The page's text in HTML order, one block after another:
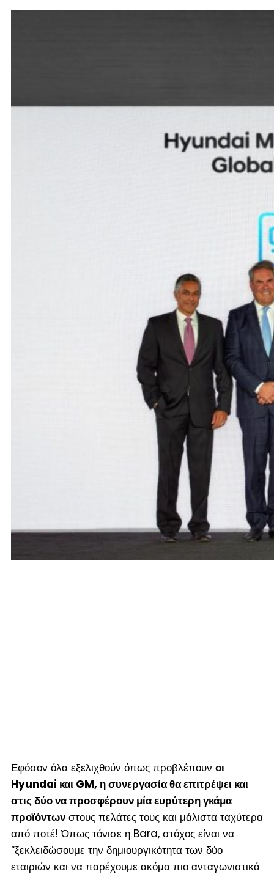
Εφόσον όλα εξελιχθούν όπως προβλέπουν οι
Hyundai και GM, η συνεργασία θα επιτρέψει και
στις δύο να προσφέρουν μία ευρύτερη γκάμα
προϊόντωνστους πελάτες τους και μάλιστα ταχύτερα
από ποτέ! Όπως τόνισε η Bara, στόχος είναι να
“ξεκλειδώσουμε την δημιουργικότητα των δύο
εταιριών και να παρέχουμε ακόμα πιο ανταγωνιστικά